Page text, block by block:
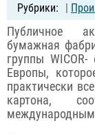
|
Публичное
бумажная
группы
Европы,
практически
картона,